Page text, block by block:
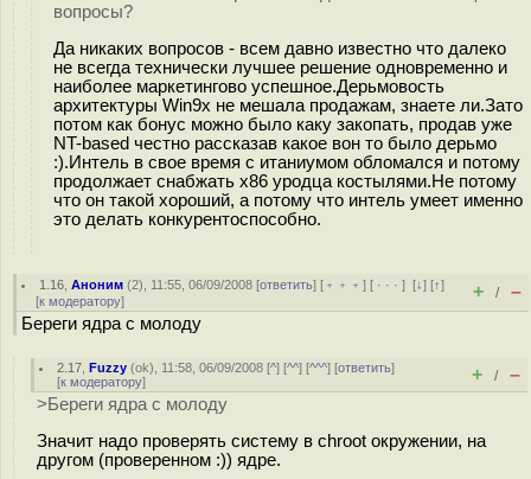
вопросы?
Да никаких вопросов - всем давно известно что далеко
не всегда технически лучшее решение одновременно и
наиболее маркетингово успешное.Дерьмовость
архитектуры Win9x не мешала продажам, знаете ли.Зато
потом как бонус можно было каку закопать, продав уже
NT-based честно рассказав какое вон то было дерьмо
:).Интель в свое время с итаниумом обломался и потому
продолжает снабжать x86 уродца костылями.Не потому
что он такой хороший, а потому что интель умеет именно
это делать конкурентоспособно.
1.16 ,Аноним (2), 11:55, 06/09/2008 [ответить] [ ﹢﹢﹢] [ · · ·][↓] [↑]
[к модератору] + / –
Береги ядра с молоду
2.17 ,Fuzzy (ok), 11:58, 06/09/2008 [^] [^^] [^^^] [ответить]
[к модератору] + / –
>Береги ядра с молоду
Значит надо проверять систему в chroot окружении, на
другом (проверенном :)) ядре.